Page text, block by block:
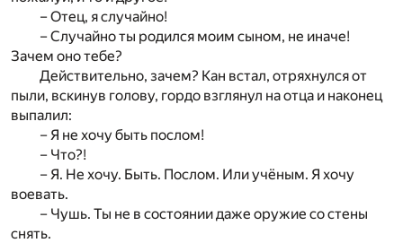
– Отец, я случайно!
– Случайно ты родился моим сыном, не иначе!
Зачем оно тебе?
Действительно, зачем? Кан встал, отряхнулся от
пыли, вскинув голову, гордо взглянул на отца и наконец
выпалил:
– Я не хочу быть послом!
– Что?!
– Я. Не хочу. Быть. Послом. Или учёным. Я хочу
воевать.
– Чушь. Ты не в состоянии даже оружие со стены
снять.